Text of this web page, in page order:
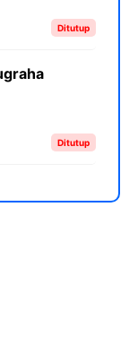
Ditutup
Ditutup